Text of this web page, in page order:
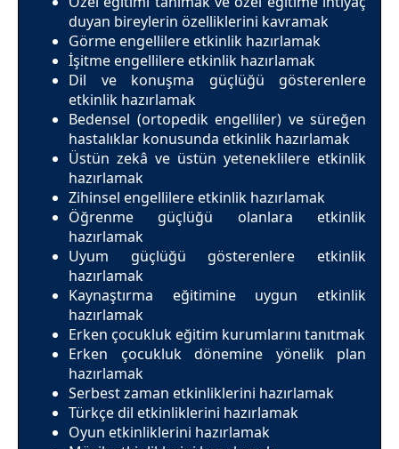
duyan bireylerin özelliklerini kavramak
Görme engellilere etkinlik hazırlamak
İşitme engellilere etkinlik hazırlamak
Dil ve konuşma güçlüğü gösterenlere
etkinlik hazırlamak
Bedensel (ortopedik engelliler) ve süreğen
hastalıklar konusunda etkinlik hazırlamak
Üstün zekâ ve üstün yeteneklilere etkinlik
hazırlamak
Zihinsel engellilere etkinlik hazırlamak
Öğrenme güçlüğü olanlara etkinlik
hazırlamak
Uyum güçlüğü gösterenlere etkinlik
hazırlamak
Kaynaştırma eğitimine uygun etkinlik
hazırlamak
Erken çocukluk eğitim kurumlarını tanıtmak
Erken çocukluk dönemine yönelik plan
hazırlamak
Serbest zaman etkinliklerini hazırlamak
Türkçe dil etkinliklerini hazırlamak
Oyun etkinliklerini hazırlamak